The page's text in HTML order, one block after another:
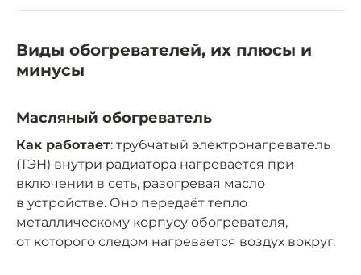
Виды обогревателей, их плюсы и
минусы
Масляный обогреватель
Как работает: трубчатый электронагреватель
(ТЭН) внутри радиатора нагревается при
включении в сеть, разогревая масло
в устройстве. Оно передаёт тепло
металлическому корпусу обогревателя,
от которого следом нагревается воздух вокруг.